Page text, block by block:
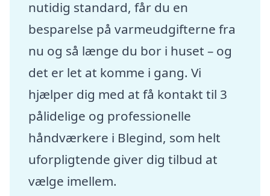
nutidig standard, får du en
besparelse på varmeudgifterne fra
nu og så længe du bor i huset – og
det er let at komme i gang. Vi
hjælper dig med at få kontakt til 3
pålidelige og professionelle
håndværkere i Blegind, som helt
uforpligtende giver dig tilbud at
vælge imellem.